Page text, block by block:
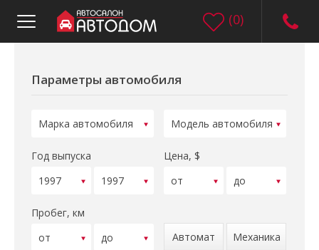
(0)
Параметры автомобиля
Год выпуска Цена, $
Пробег, км
Автомат
Механика